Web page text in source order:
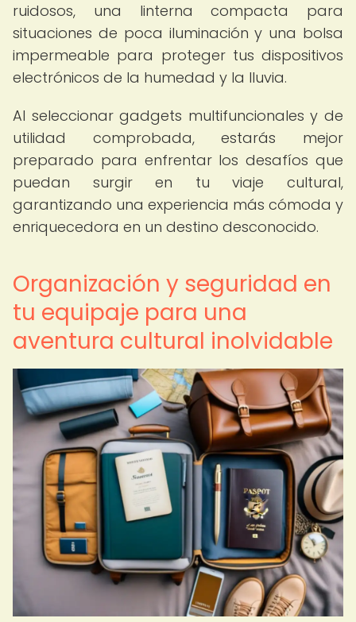
ruidosos, una linterna compacta para
situaciones de poca iluminación y una bolsa
impermeable para proteger tus dispositivos
electrónicos de la humedad y la lluvia.
Al seleccionar gadgets multifuncionales y de
utilidad comprobada, estarás mejor
preparado para enfrentar los desafíos que
puedan surgir en tu viaje cultural,
garantizando una experiencia más cómoda y
enriquecedora en un destino desconocido.
Organización y seguridad en
tu equipaje para una
aventura cultural inolvidable